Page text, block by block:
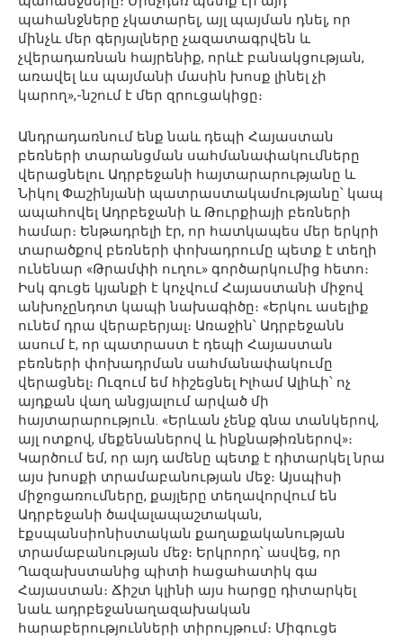
պահանջները չկատարել, այլ պայման դնել, որ
մինչև մեր գերյալները չազատագրվեն և
չվերադառնան հայրենիք, որևէ բանակցության,
առավել ևս պայմանի մասին խոսք լինել չի
կարող»,-նշում է մեր զրուցակիցը։
Անդրադառնում ենք նաև դեպի Հայաստան
բեռների տարանցման սահմանափակումները
վերացնելու Ադրբեջանի հայտարարությանը և
Նիկոլ Փաշինյանի պատրաստակամությանը՝ կապ
ապահովել Ադրբեջանի և Թուրքիայի բեռների
համար։ Ենթադրելի էր, որ հատկապես մեր երկրի
տարածքով բեռների փոխադրումը պետք է տեղի
ունենար «Թրամփի ուղու» գործարկումից հետո։
Իսկ գուցե կյանքի է կոչվում Հայաստանի միջով
անխոչընդոտ կապի նախագիծը։ «Երկու ասելիք
ունեմ դրա վերաբերյալ։ Առաջին՝ Ադրբեջանն
ասում է, որ պատրաստ է դեպի Հայաստան
բեռների փոխադրման սահմանափակումը
վերացնել։ Ուզում եմ հիշեցնել Իլհամ Ալիևի՝ ոչ
այդքան վաղ անցյալում արված մի
հայտարարություն. «Երևան չենք գնա տանկերով,
այլ ոտքով, մեքենաներով և ինքնաթիռներով»։
Կարծում եմ, որ այդ ամենը պետք է դիտարկել նրա
այս խոսքի տրամաբանության մեջ։ Այսպիսի
միջոցառումները, քայլերը տեղավորվում են
Ադրբեջանի ծավալապաշտական,
էքսպանսիոնիստական քաղաքականության
տրամաբանության մեջ։ Երկրորդ՝ ասվեց, որ
Ղազախստանից պիտի հացահատիկ գա
Հայաստան։ Ճիշտ կլինի այս հարցը դիտարկել
նաև ադրբեջանաղազախական
հարաբերությունների տիրույթում։ Միգուցե